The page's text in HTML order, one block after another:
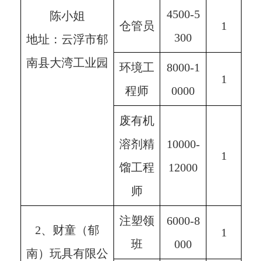
陈小姐
地址：云浮市郁
南县大湾工业园
仓管员
4500-5
300
1
环境工
程师
8000-1
0000
1
废有机
溶剂精
馏工程
师
10000-
12000
1
2、财童（郁
南）玩具有限公
注塑领
班
6000-8
000
1